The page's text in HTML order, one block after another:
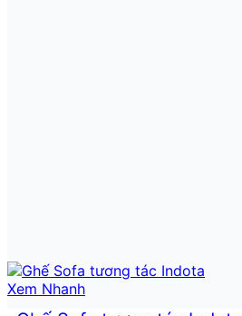
Xem Nhanh